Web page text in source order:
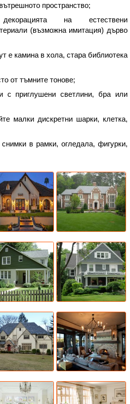
пространство;
на естествени
(възможна имитация) дърво
е камина в хола, стара библиотека
от тъмните тонове;
с приглушени светлини, бра или
малки дискретни шарки, клетка,
в рамки, огледала, фигурки,